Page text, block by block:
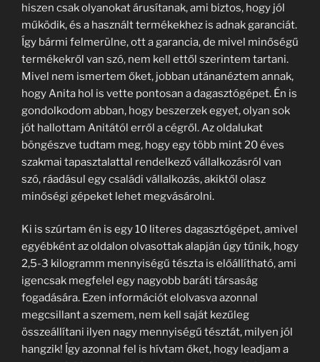
hiszen csak olyanokat árusítanak, ami biztos, hogy jól
működik, és a használt termékekhez is adnak garanciát.
Így bármi felmerülne, ott a garancia, de mivel minőségű
termékekről van szó, nem kell ettől szerintem tartani.
Mivel nem ismertem őket, jobban utánanéztem annak,
hogy Anita hol is vette pontosan a dagasztógépet. Én is
gondolkodom abban, hogy beszerzek egyet, olyan sok
jót hallottam Anitától erről a cégről. Az oldalukat
böngészve tudtam meg, hogy egy több mint 20 éves
szakmai tapasztalattal rendelkező vállalkozásról van
szó, ráadásul egy családi vállalkozás, akiktől olasz
minőségi gépeket lehet megvásárolni.
Ki is szúrtam én is egy 10 literes dagasztógépet, amivel
egyébként az oldalon olvasottak alapján úgy tűnik, hogy
2,5-3 kilogramm mennyiségű tészta is előállítható, ami
igencsak megfelel egy nagyobb baráti társaság
fogadására. Ezen információt elolvasva azonnal
megcsillant a szemem, nem kell saját kezűleg
összeállítani ilyen nagy mennyiségű tésztát, milyen jól
hangzik! Így azonnal fel is hívtam őket, hogy leadjam a